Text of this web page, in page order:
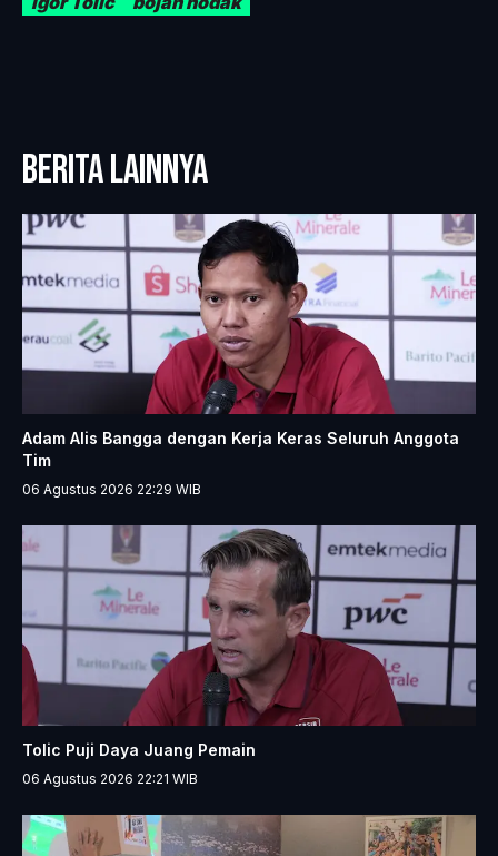
BERITA LAINNYA
Adam Alis Bangga dengan Kerja Keras Seluruh Anggota
Tim
06 Agustus 2026 22:29 WIB
Tolic Puji Daya Juang Pemain
06 Agustus 2026 22:21 WIB